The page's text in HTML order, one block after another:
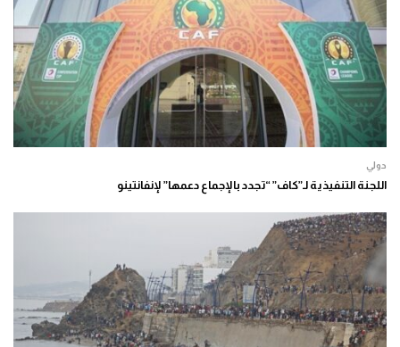
دولي
اللجنة التنفيذية لـ”كاف” “تجدد بالإجماع دعمها” لإنفانتينو